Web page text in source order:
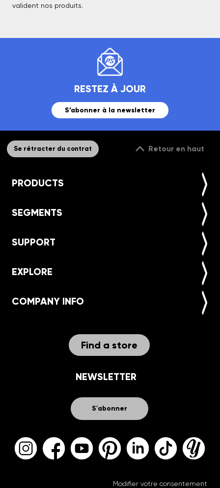
valident nos produits.
RESTEZ À JOUR
S’abonner à la newsletter
Se rétracter du contrat Retour en haut
PRODUCTS
SEGMENTS
SUPPORT
EXPLORE
COMPANY INFO
Find a store
NEWSLETTER
S'abonner
Modifier votre consentement